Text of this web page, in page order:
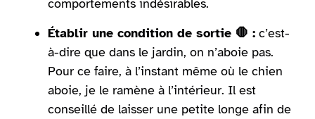
comportements indésirables.
Établir une condition de sortie 🛑 : c’est-
à-dire que dans le jardin, on n’aboie pas.
Pour ce faire, à l’instant même où le chien
aboie, je le ramène à l’intérieur. Il est
conseillé de laisser une petite longe afin de